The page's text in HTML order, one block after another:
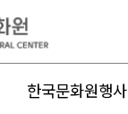
한국문화원행사